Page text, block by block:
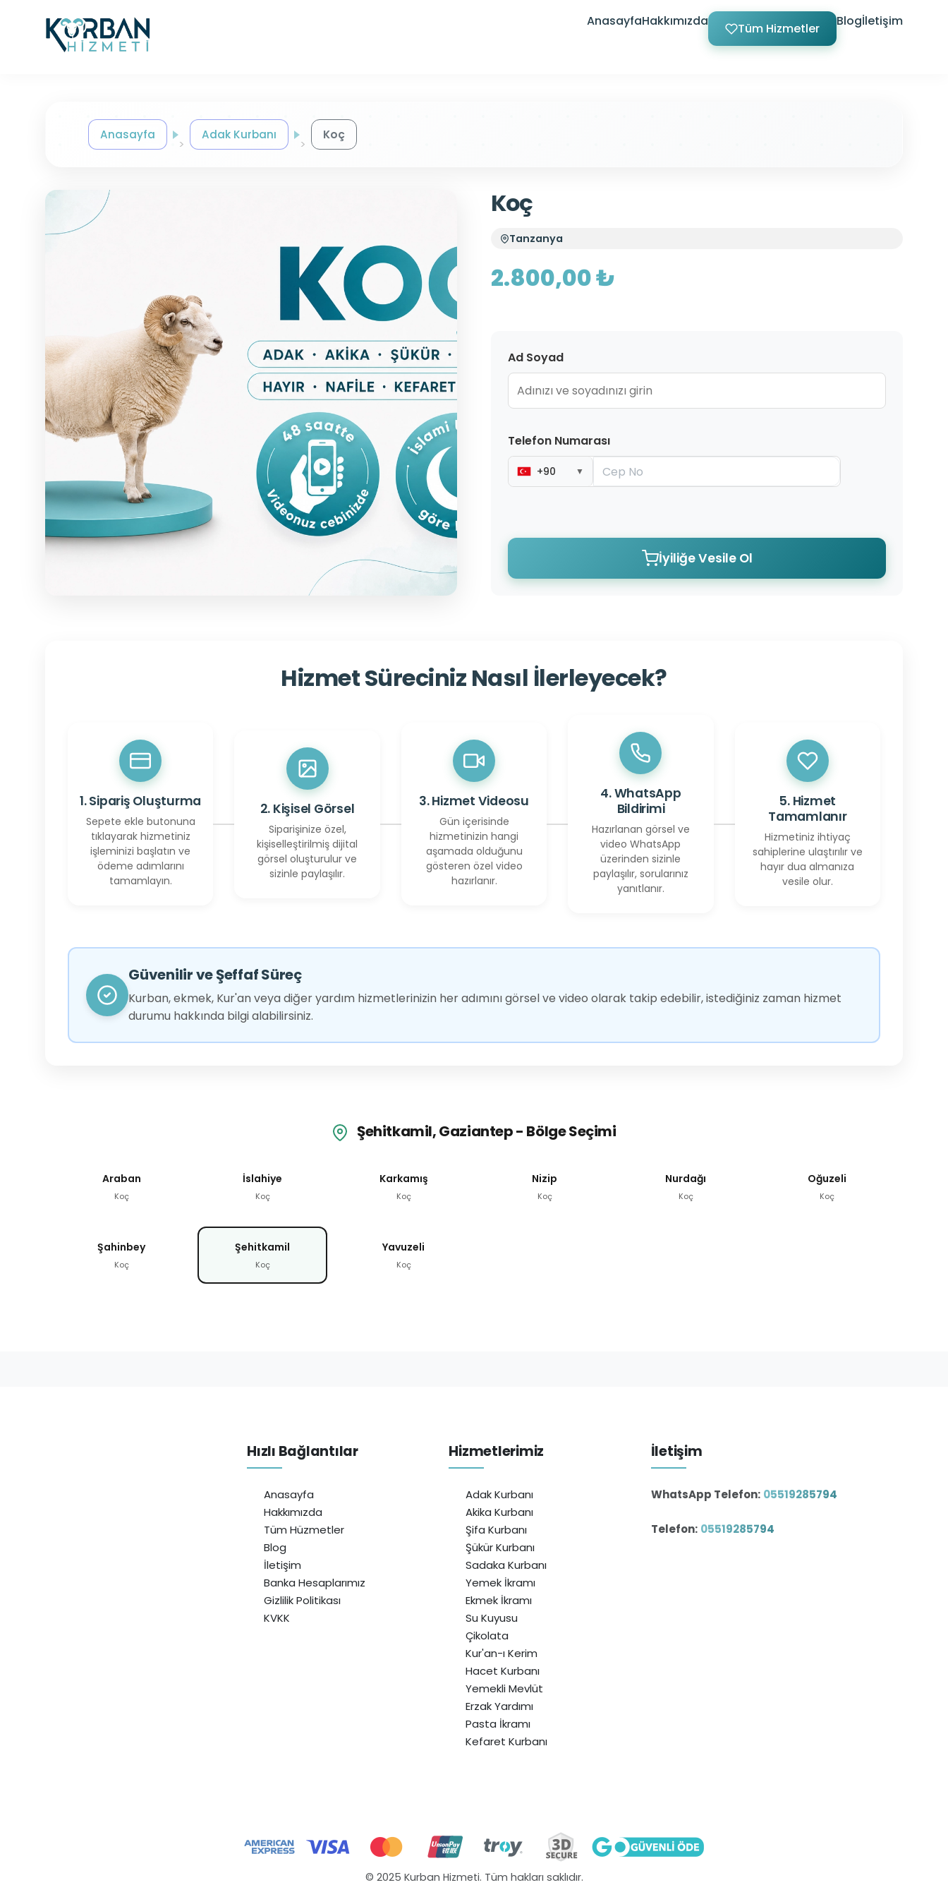
AnasayfaHakkımızda Tüm Hizmetler Blogİletişim
Anasayfa Adak Kurbanı Koç
Koç
Tanzanya
2.800,00 ₺
Ad Soyad
Telefon Numarası
+90 ▼
İyiliğe Vesile Ol
Hizmet Süreciniz Nasıl İlerleyecek?
1. Sipariş Oluşturma
Sepete ekle butonuna
tıklayarak hizmetiniz
işleminizi başlatın ve
ödeme adımlarını
tamamlayın.
2. Kişisel Görsel
Siparişinize özel,
kişiselleştirilmiş dijital
görsel oluşturulur ve
sizinle paylaşılır.
3. Hizmet Videosu
Gün içerisinde
hizmetinizin hangi
aşamada olduğunu
gösteren özel video
hazırlanır.
4. WhatsApp
Bildirimi
Hazırlanan görsel ve
video WhatsApp
üzerinden sizinle
paylaşılır, sorularınız
yanıtlanır.
5. Hizmet
Tamamlanır
Hizmetiniz ihtiyaç
sahiplerine ulaştırılır ve
hayır dua almanıza
vesile olur.
Güvenilir ve Şeffaf Süreç
Kurban, ekmek, Kur'an veya diğer yardım hizmetlerinizin her adımını görsel ve video olarak takip edebilir, istediğiniz zaman hizmet
durumu hakkında bilgi alabilirsiniz.
Şehitkamil, Gaziantep - Bölge Seçimi
Araban
Koç
İslahiye
Koç
Karkamış
Koç
Nizip
Koç
Nurdağı
Koç
Oğuzeli
Koç
Şahinbey
Koç
Şehitkamil
Koç
Yavuzeli
Koç
Hızlı Bağlantılar
Anasayfa
Hakkımızda
Tüm Hüzmetler
Blog
İletişim
Banka Hesaplarımız
Gizlilik Politikası
KVKK
Hizmetlerimiz
Adak Kurbanı
Akika Kurbanı
Şifa Kurbanı
Şükür Kurbanı
Sadaka Kurbanı
Yemek İkramı
Ekmek İkramı
Su Kuyusu
Çikolata
Kur'an-ı Kerim
Hacet Kurbanı
Yemekli Mevlüt
Erzak Yardımı
Pasta İkramı
Kefaret Kurbanı
İletişim
WhatsApp Telefon: 05519285794
Telefon: 05519285794
© 2025 Kurban Hizmeti. Tüm hakları saklıdır.